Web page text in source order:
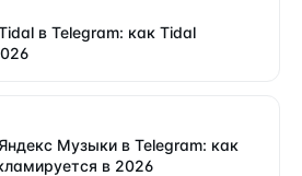
в Telegram: как Tidal
Музыки в Telegram: как
в 2026